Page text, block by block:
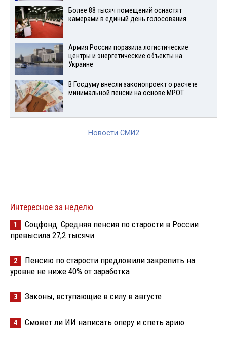
Более 88 тысяч помещений оснастят
камерами в единый день голосования
Армия России поразила логистические
центры и энергетические объекты на
Украине
В Госдуму внесли законопроект о расчете
минимальной пенсии на основе МРОТ
Новости СМИ2
Интересное за неделю
1
Соцфонд: Средняя пенсия по старости в России
превысила 27,2 тысячи
2
Пенсию по старости предложили закрепить на
уровне не ниже 40% от заработка
3 Законы, вступающие в силу в августе
4 Сможет ли ИИ написать оперу и спеть арию